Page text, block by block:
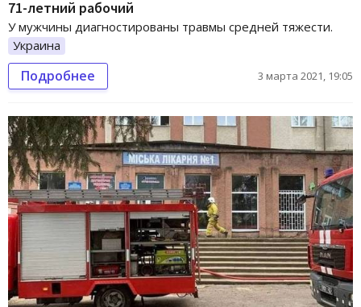
71-летний рабочий
У мужчины диагностированы травмы средней тяжести.
Украина
Подробнее 3 марта 2021, 19:05